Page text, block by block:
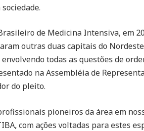
de Medicina Intensiva, em
outras duas capitais do
todas as questões de
na Assembléia de
do pleito.
pioneiros da área em
com ações voltadas para estes